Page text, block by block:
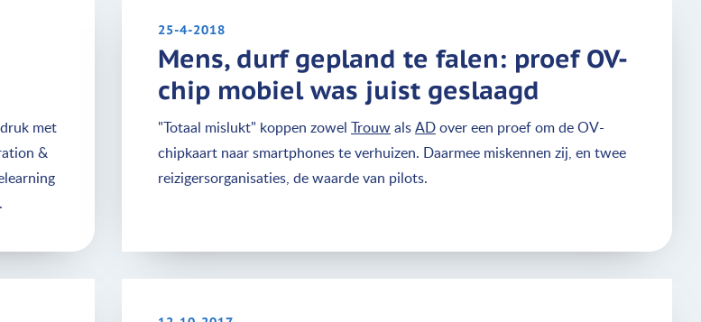
met
&
25-4-2018
Mens, durf gepland te falen: proef OV-
chip mobiel was juist geslaagd
"Totaal mislukt" koppen zowel TrouwalsADover een proef om de OV-
chipkaart naar smartphones te verhuizen. Daarmee miskennen zij, en twee
reizigersorganisaties, de waarde van pilots.